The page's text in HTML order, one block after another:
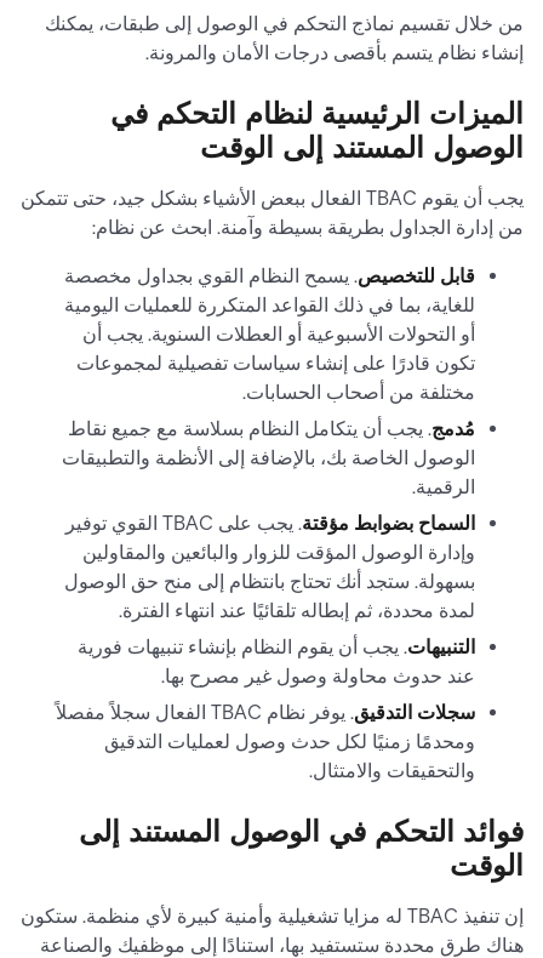
من خلال تقسيم نماذج التحكم في الوصول إلى طبقات، يمكنك
إنشاء نظام يتسم بأقصى درجات الأمان والمرونة.
الميزات الرئيسية لنظام التحكم في
الوصول المستند إلى الوقت
يجب أن يقوم TBAC الفعال ببعض الأشياء بشكل جيد، حتى تتمكن
من إدارة الجداول بطريقة بسيطة وآمنة. ابحث عن نظام:
قابل للتخصيص. يسمح النظام القوي بجداول مخصصة
للغاية، بما في ذلك القواعد المتكررة للعمليات اليومية
أو التحولات الأسبوعية أو العطلات السنوية. يجب أن
تكون قادرًا على إنشاء سياسات تفصيلية لمجموعات
مختلفة من أصحاب الحسابات.
مُدمج. يجب أن يتكامل النظام بسلاسة مع جميع نقاط
الوصول الخاصة بك، بالإضافة إلى الأنظمة والتطبيقات
الرقمية.
السماح بضوابط مؤقتة
. يجب على TBAC القوي توفير
وإدارة الوصول المؤقت للزوار والبائعين والمقاولين
بسهولة. ستجد أنك تحتاج بانتظام إلى منح حق الوصول
لمدة محددة، ثم إبطاله تلقائيًا عند انتهاء الفترة.
التنبيهات. يجب أن يقوم النظام بإنشاء تنبيهات فورية
عند حدوث محاولة وصول غير مصرح بها.
سجلات التدقيق
. يوفر نظام TBAC الفعال سجلاً مفصلاً
ومحدمًا زمنيًا لكل حدث وصول لعمليات التدقيق
والتحقيقات والامتثال.
فوائد التحكم في الوصول المستند إلى
الوقت
إن تنفيذ TBAC له مزايا تشغيلية وأمنية كبيرة لأي منظمة. ستكون
هناك طرق محددة ستستفيد بها، استنادًا إلى موظفيك والصناعة